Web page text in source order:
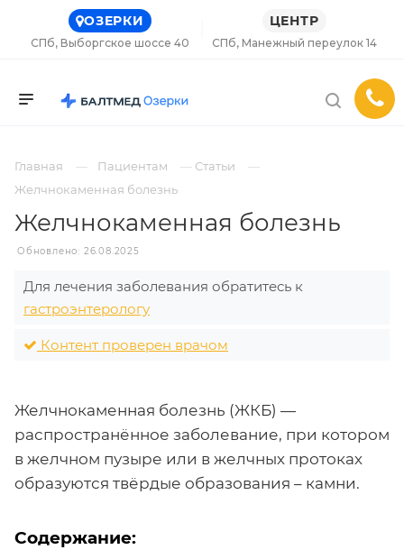
ОЗЕРКИ
СПб, Выборгское шоссе 40
ЦЕНТР
СПб, Манежный переулок 14
Главная Пациентам
Статьи
Желчнокаменная болезнь
Желчнокаменная болезнь
Обновлено: 26.08.2025
Для лечения заболевания обратитесь к
гастроэнтерологу
Контент проверен врачом
Желчнокаменная болезнь (ЖКБ) —
распространённое заболевание, при котором
в желчном пузыре или в желчных протоках
образуются твёрдые образования – камни.
Содержание: